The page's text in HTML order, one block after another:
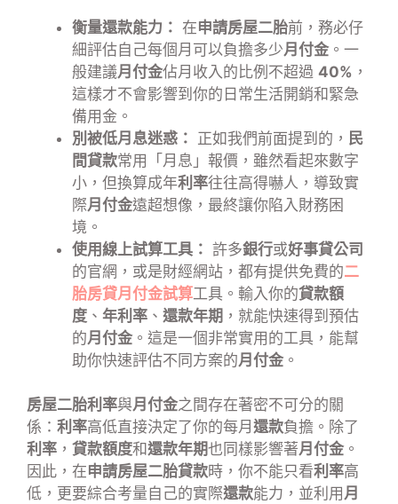
衡量還款能力： 在申請房屋二胎前，務必仔
細評估自己每個月可以負擔多少月付金。一
般建議月付金佔月收入的比例不超過 40% ，
這樣才不會影響到你的日常生活開銷和緊急
備用金。
別被低月息迷惑： 正如我們前面提到的， 民
間貸款常用「月息」報價，雖然看起來數字
小，但換算成年利率往往高得嚇人，導致實
際月付金遠超想像，最終讓你陷入財務困
境。
使用線上試算工具： 許多銀行或好事貸公司
的官網，或是財經網站，都有提供免費的二
胎房貸月付金試算工具。輸入你的貸款額
度 、 年利率 、 還款年期 ，就能快速得到預估
的月付金。這是一個非常實用的工具，能幫
助你快速評估不同方案的月付金。
房屋二胎利率與月付金之間存在著密不可分的關
係： 利率高低直接決定了你的每月 還款負擔。除了
利率 ， 貸款額度和還款年期也同樣影響著月付金。
因此，在申請房屋二胎貸款時，你不能只看利率高
低，更要綜合考量自己的實際還款能力，並利用月